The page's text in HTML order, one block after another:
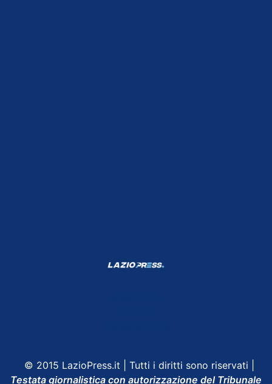
© 2015 LazioPress.it | Tutti i diritti sono riservati |
Testata giornalistica con autorizzazione del Tribunale